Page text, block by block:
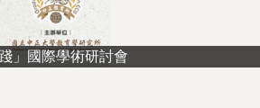
」國際學術研討會